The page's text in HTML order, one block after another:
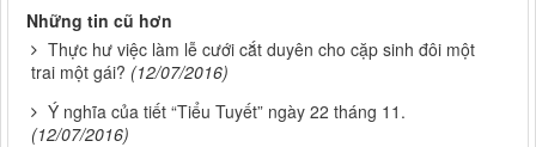
Những tin cũ hơn
Thực hư việc làm lễ cưới cắt duyên cho cặp sinh đôi một
trai một gái? (12/07/2016)
Ý nghĩa của tiết “Tiểu Tuyết” ngày 22 tháng 11.
(12/07/2016)